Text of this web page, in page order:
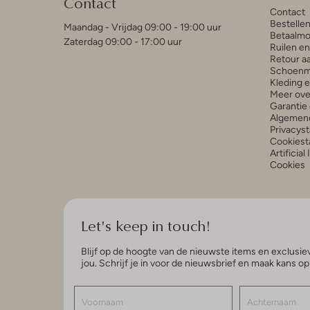
Maandag - Vrijdag 09:00 - 19:00 uur
Zaterdag 09:00 - 17:00 uur
Contact
Ruilen
Retour
Kleding
Meer
Garantie
Artificial
Cookies
Let's keep in touch!
Blijf op de hoogte van de nieuwste items en
jou. Schrijf je in voor de nieuwsbrief en maak kans